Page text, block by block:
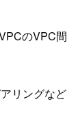
のVPC間
リングなど